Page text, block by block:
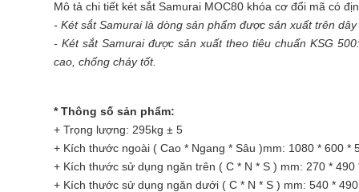
Mô tả chi tiết két sắt Samurai MOC80 khóa cơ đổi mã có
- Két sắtSamurai là dòng sản phẩm được sản xuất trên
- Két sắt Samurai được sản xuất theo tiêu chuẩn KSG
cao, chống cháy tốt.
* Thông số sản phẩm:
+ Trọng lượng: 295kg ± 5
+ Kích thước ngoài ( Cao * Ngang * Sâu )mm: 1080 * 600 *
+ Kích thước sử dụng ngăn trên ( C * N * S ) mm: 270 *
+ Kích thước sử dụng ngăn dưới ( C * N * S ) mm: 540 *